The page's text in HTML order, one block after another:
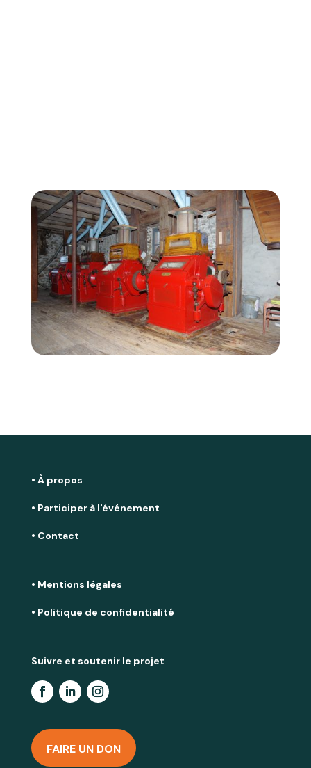
• À propos
• Participer à l'événement
• Contact
• Mentions légales
• Politique de confidentialité
Suivre et soutenir le projet
FAIRE UN DON